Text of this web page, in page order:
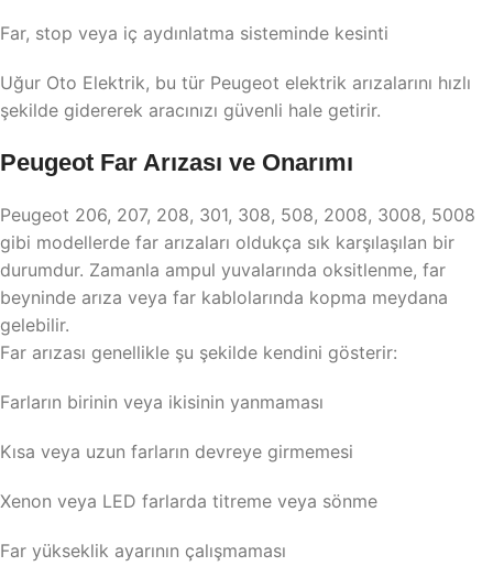
Far, stop veya iç aydınlatma sisteminde kesinti
Uğur Oto Elektrik, bu tür Peugeot elektrik arızalarını hızlı
şekilde gidererek aracınızı güvenli hale getirir.
Peugeot Far Arızası ve Onarımı
Peugeot 206, 207, 208, 301, 308, 508, 2008, 3008, 5008
gibi modellerde far arızaları oldukça sık karşılaşılan bir
durumdur. Zamanla ampul yuvalarında oksitlenme, far
beyninde arıza veya far kablolarında kopma meydana
gelebilir.
Far arızası genellikle şu şekilde kendini gösterir:
Farların birinin veya ikisinin yanmaması
Kısa veya uzun farların devreye girmemesi
Xenon veya LED farlarda titreme veya sönme
Far yükseklik ayarının çalışmaması